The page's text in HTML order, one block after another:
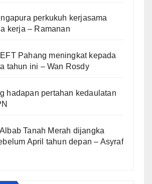
perkukuh kerjasama
kerja – Ramanan
Pahang meningkat kepada
tahun ini – Wan Rosdy
hadapan pertahan kedaulatan
Tanah Merah dijangka
April tahun depan – Asyraf